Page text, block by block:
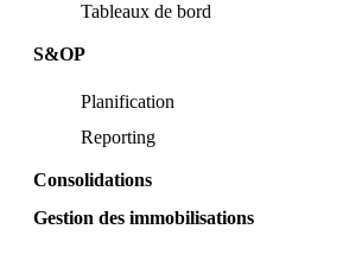
Tableaux de bord
S&OP
Planification
Reporting
Consolidations
Gestion des immobilisations